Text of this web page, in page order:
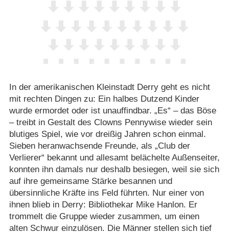
In der amerikanischen Kleinstadt Derry geht es nicht
mit rechten Dingen zu: Ein halbes Dutzend Kinder
wurde ermordet oder ist unauffindbar. „Es“ – das Böse
– treibt in Gestalt des Clowns Pennywise wieder sein
blutiges Spiel, wie vor dreißig Jahren schon einmal.
Sieben heranwachsende Freunde, als „Club der
Verlierer“ bekannt und allesamt belächelte Außenseiter,
konnten ihn damals nur deshalb besiegen, weil sie sich
auf ihre gemeinsame Stärke besannen und
übersinnliche Kräfte ins Feld führten. Nur einer von
ihnen blieb in Derry: Bibliothekar Mike Hanlon. Er
trommelt die Gruppe wieder zusammen, um einen
alten Schwur einzulösen. Die Männer stellen sich tief